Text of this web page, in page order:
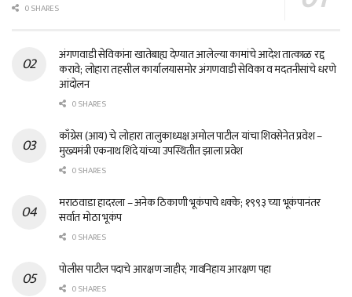
0 SHARES
अंगणवाडी सेविकांना खातेबाह्य देण्यात आलेल्या कामांचे आदेश तात्काळ रद्द
करावे; लोहारा तहसील कार्यालयासमोर अंगणवाडी सेविका व मदतनीसांचे धरणे
आंदोलन
0 SHARES
काँग्रेस (आय) चे लोहारा तालुकाध्यक्ष अमोल पाटील यांचा शिवसेनेत प्रवेश –
मुख्यमंत्री एकनाथ शिंदे यांच्या उपस्थितीत झाला प्रवेश
0 SHARES
मराठवाडा हादरला – अनेक ठिकाणी भूकंपाचे धक्के; १९९३ च्या भूकंपानंतर
सर्वात मोठा भूकंप
0 SHARES
पोलीस पाटील पदाचे आरक्षण जाहीर; गावनिहाय आरक्षण पहा
0 SHARES